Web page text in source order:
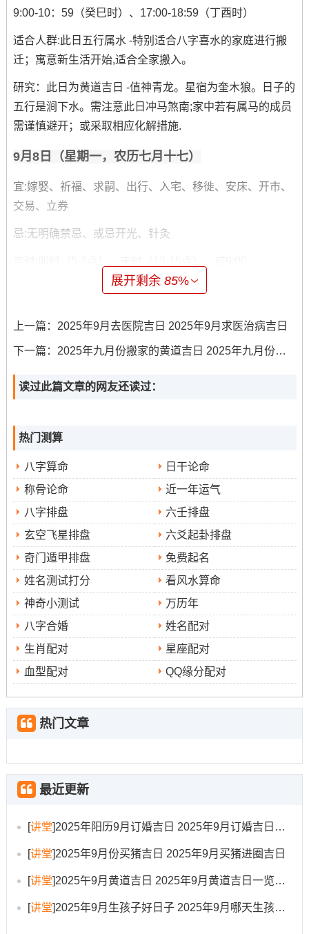
9:00-10：59（癸巳时）、17:00-18:59（丁酉时）
适合人群:此日五行属水 -特别适合八字喜水的家庭进行搬
迁；寓意新生活开始,适合全家搬入。
研究：此日为黄道吉日 -值神青龙。星宿为奎木狼。日子的
五行是涧下水。需注意此日冲马煞南;家中若有属马的成员
需谨慎避开；或采取相应化解措施.
9月8日（星期一，农历七月十七）
宜:嫁娶、祈福、求嗣、出行、入宅、移徙、安床、开市、
交易、立券
忌:无明确禁忌、或忌开光、针灸
10:59（辛巳时）、17：00-18:59（乙酉时）、21:00-
适合人群：此日五行属金;利于八字喜金者,特别是对提升家
庭财运有裨益，经商者或创业者可选。
分析:此日星宿为毕月乌...日子的五行是白腊金。此日冲
狗；属狗的朋友需特别注意规避。
9月9日（星期二 -农历七月十八）
宜：开市、交易、立券、挂匾、祭祀、开光、进人口、入
宅、安床、拆卸、修造、动土
忌：嫁娶、立碑、出行、伐木、安葬、行丧、移徙、纳畜
吉时:17:00-18:59（丁酉时）
适合人群:此日适宜进行与开市创业相结合的搬迁活动~适
合得在新宅中设立工作室或经营场所的家庭.
分析:此日星宿为昴日鸡.但需注意此日冲猪煞东~家中如有
属猪的成员；应避开此日或谨慎选择。
9月12日（星期五 农历七月廿一）
宜：嫁娶、出行、拆卸、修造、动土、移徙、安葬、破
忌：掘井、祈福
适合人群：此日五行属木，非常适合八字喜木的家庭~帮助
研究:此日星宿为鬼金羊。日子的五行是泉中水。此日冲虎
煞南 -属虎者需避开此日。
9月15日（星期一，农历七月廿四）
宜：开市、交易、立券、挂匾、开光、出行、入宅、移
展开剩余85%
上一篇： 2025年9月去医院吉日 2025年9月求医治病吉日
下一篇： 2025年九月份搬家的黄道吉日 2025年九月份搬家最佳吉日
读过此篇文章的网友还读过：
热门测算
八字算命
日干论命
称骨论命
近一年运气
八字排盘
六壬排盘
玄空飞星排盘
六爻起卦排盘
奇门遁甲排盘
免费起名
姓名测试打分
看风水算命
神奇小测试
万历年
八字合婚
姓名配对
生肖配对
星座配对
血型配对
QQ缘分配对
热门文章
最近更新
[讲堂]2025年阳历9月订婚吉日 2025年9月订婚吉日有哪几天
[讲堂]2025年9月份买猪吉日 2025年9月买猪进圈吉日
[讲堂]2025午9月黄道吉日 2025年9月黄道吉日一览表大全
[讲堂]2025年9月生孩子好日子 2025年9月哪天生孩子比较好